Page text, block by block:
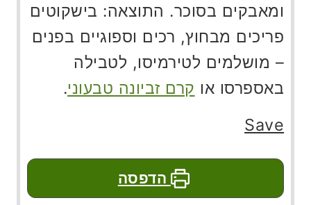
ומאבקים בסוכר. התוצאה: בישקוטים
פריכים מבחוץ, רכים וספוגיים בפנים
– מושלמים לטירמיסו, לטבילה
באספרסו או קרם זביונה טבעוני.
Save
הדפסה